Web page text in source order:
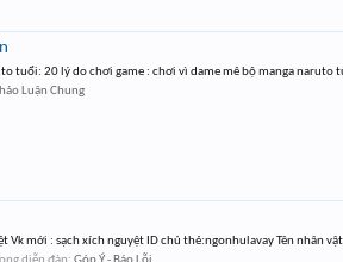
tuổi: 20 lý do chơi game : chơi vì dame mê bộ manga naruto
Luận Chung
mới : sạch xích nguyệt ID chủ thẻ:ngonhulavay Tên nhân